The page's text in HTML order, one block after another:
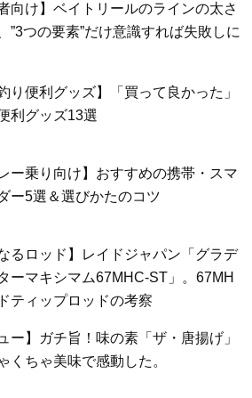
向け】ベイトリールのラインの太さ
”3つの要素”だけ意識すれば失敗しに
り便利グッズ】「買って良かった」
利グッズ13選
ー乗り向け】おすすめの携帯・スマ
ー5選＆選びかたのコツ
るロッド】レイドジャパン「グラデ
ーマキシマム67MHC-ST」。67MH
ティップロッドの考察
ー】ガチ旨！味の素「ザ・唐揚げ」
くちゃ美味で感動した。